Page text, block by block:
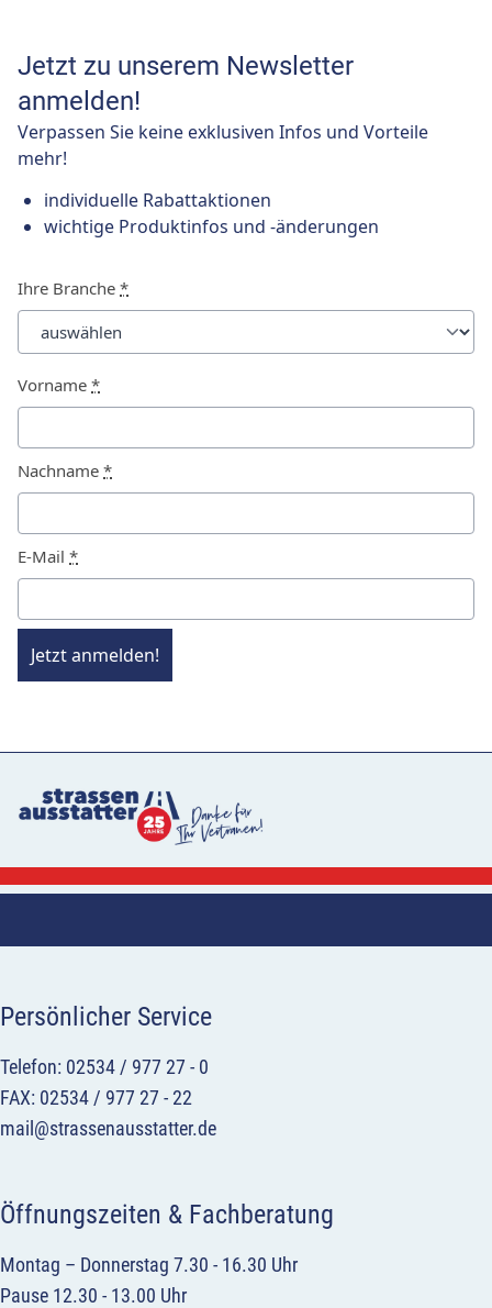
Jetzt zu unserem Newsletter
anmelden!
Verpassen Sie keine exklusiven Infos und Vorteile
mehr!
individuelle Rabattaktionen
wichtige Produktinfos und -änderungen
Ihre Branche *
Vorname *
Nachname *
E-Mail *
Jetzt anmelden!
Persönlicher Service
Telefon: 02534 / 977 27 - 0
FAX: 02534 / 977 27 - 22
mail@strassenausstatter.de
Öffnungszeiten & Fachberatung
Montag – Donnerstag 7.30 - 16.30 Uhr
Pause 12.30 - 13.00 Uhr